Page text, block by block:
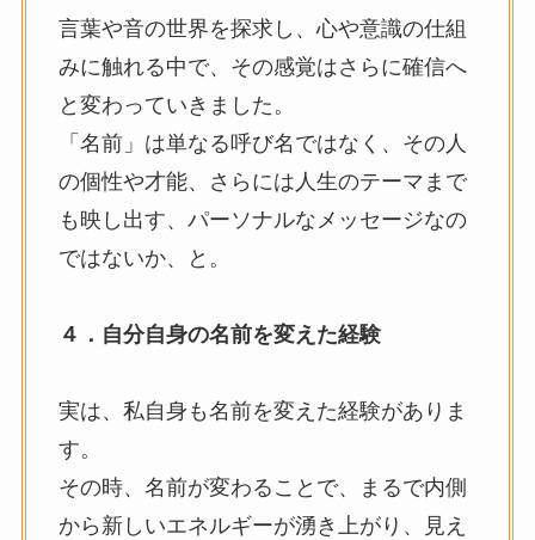
言葉や音の世界を探求し、心や意識の仕組
みに触れる中で、その感覚はさらに確信へ
と変わっていきました。
「名前」は単なる呼び名ではなく、その人
の個性や才能、さらには人生のテーマまで
も映し出す、パーソナルなメッセージなの
ではないか、と。
４．自分自身の名前を変えた経験
実は、私自身も名前を変えた経験がありま
す。
その時、名前が変わることで、まるで内側
から新しいエネルギーが湧き上がり、見え